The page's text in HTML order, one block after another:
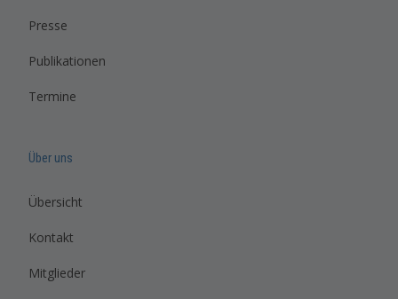
Presse
Publikationen
Termine
Über uns
Übersicht
Kontakt
Mitglieder